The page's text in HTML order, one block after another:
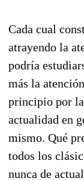
Cada cual
atrayendo la
podría
más la
principio por
actualidad en
mismo. Qué
todos los
nunca de